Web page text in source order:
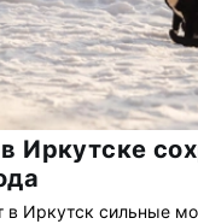
Иркутске
в Иркутск сильные